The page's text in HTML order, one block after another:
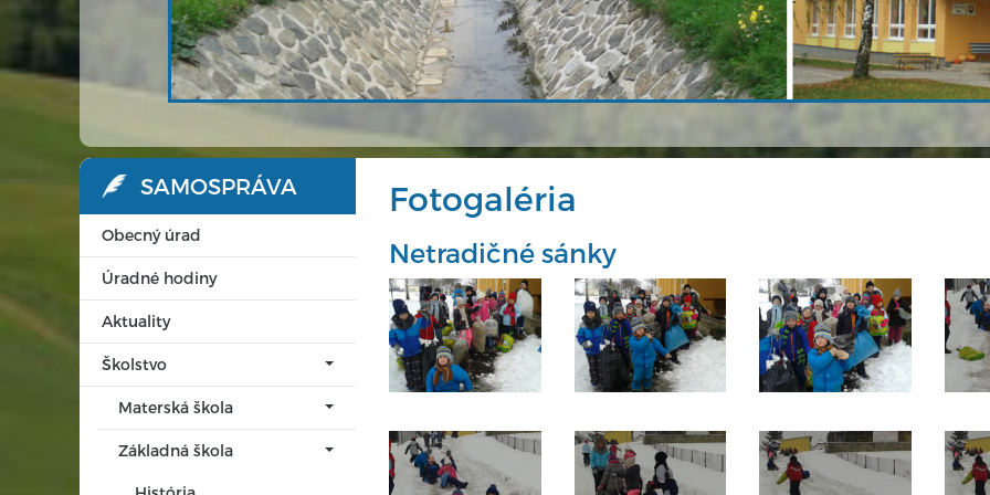
SAMOSPRÁVA
Obecný úrad
Úradné hodiny
Aktuality
Školstvo
Materská škola
Základná škola
Fotogaléria
Netradičné sánky